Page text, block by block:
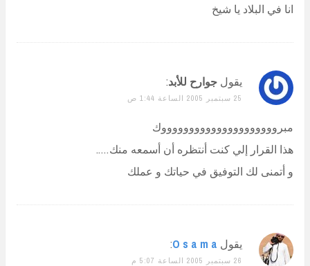
انا في البلاد يا شيخ
يقول جوارح للأبد:
25 سبتمبر 2005 الساعة 1:44 ص
مبروووووووووووووووووووووك
هذا القرار إلي كنت أنتظره أن أسمعه منك…..
و أتمنى لك التوفيق في حياتك و عملك
يقول O s a m a
:
26 سبتمبر 2005 الساعة 5:07 م